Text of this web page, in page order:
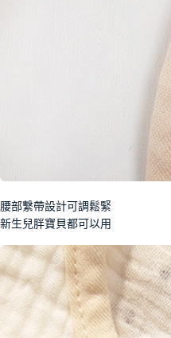
腰部繫帶設計可調鬆緊
新生兒胖寶貝都可以用